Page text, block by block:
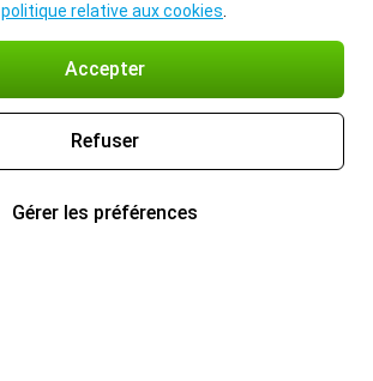
politique relative aux cookies
Accepter
Refuser
Gérer les préférences